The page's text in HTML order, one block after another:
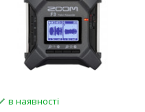
в наявності